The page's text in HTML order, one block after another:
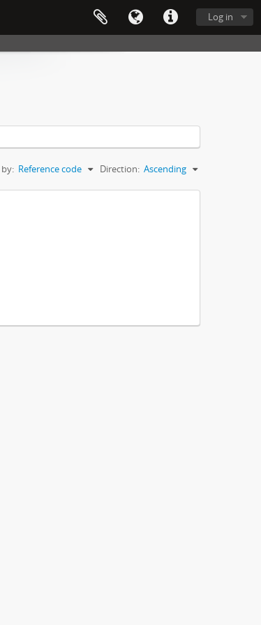
Log in
Reference code Direction: Ascending